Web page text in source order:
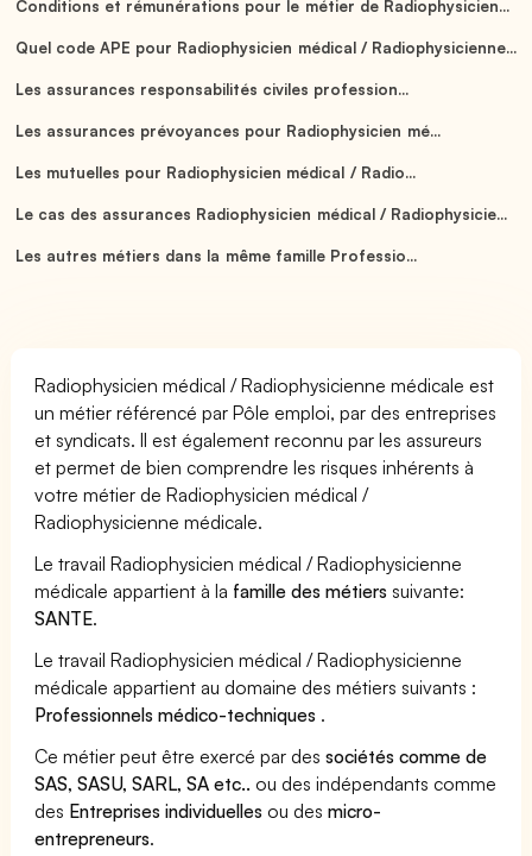
Conditions et rémunérations pour le métier de Radiophysicien...
Quel code APE pour Radiophysicien médical / Radiophysicienne...
Les assurances responsabilités civiles profession...
Les assurances prévoyances pour Radiophysicien mé...
Les mutuelles pour Radiophysicien médical / Radio...
Le cas des assurances Radiophysicien médical / Radiophysicie...
Les autres métiers dans la même famille Professio...
Radiophysicien médical / Radiophysicienne médicale est
un métier référencé par Pôle emploi, par des entreprises
et syndicats. Il est également reconnu par les assureurs
et permet de bien comprendre les risques inhérents à
votre métier de Radiophysicien médical /
Radiophysicienne médicale.
Le travail Radiophysicien médical / Radiophysicienne
médicale appartient à la famille des métiers suivante:
SANTE.
Le travail Radiophysicien médical / Radiophysicienne
médicale appartient au domaine des métiers suivants :
Professionnels médico-techniques .
Ce métier peut être exercé par dessociétés comme de
SAS, SASU, SARL, SA etc.. ou des indépendants comme
des Entreprises individuelles ou desmicro-
entrepreneurs.